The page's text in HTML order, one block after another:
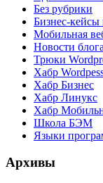
Без рубрики
Бизнес-кейсы
Мобильная
Новости блога
Трюки
Хабр
Хабр Бизнес
Хабр Линукс
Хабр
Школа БЭМ
Языки
Архивы